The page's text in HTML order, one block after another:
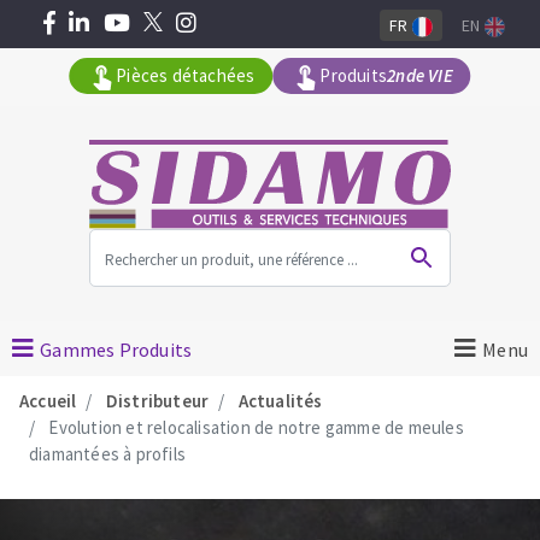
Surfaceuses à béton
Découpeuses
Pièces détachées Produits2nde VIE
FR EN
Gammes Produits Menu
Accueil Distributeur
Actualités
Evolution et relocalisation de notre gamme de meules
diamantées à profils